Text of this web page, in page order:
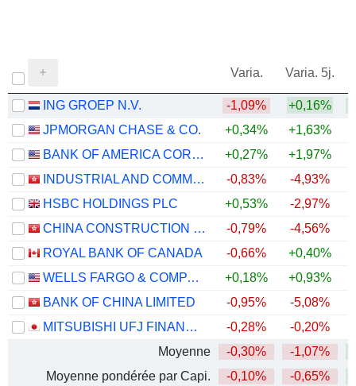
Varia. Varia. 5j.
ING GROEP N.V. -1,09% +0,16%
JPMORGAN CHASE & CO.
+0,34% +1,63%
BANK OF AMERICA CORPORATION
+0,27% +1,97%
INDUSTRIAL AND COMMERCIAL BANK OF CHINA LIMITED
-0,83% -4,93%
HSBC HOLDINGS PLC
+0,53% -2,97%
CHINA CONSTRUCTION BANK CORPORATION
-0,79% -4,56%
ROYAL BANK OF CANADA
-0,66% +0,40%
WELLS FARGO & COMPANY
+0,18% +0,93%
BANK OF CHINA LIMITED
-0,95% -5,08%
MITSUBISHI UFJ FINANCIAL GROUP, INC.
-0,28% -0,20%
Moyenne
-0,30% -1,07%
Moyenne pondérée par Capi.
-0,10% -0,65%